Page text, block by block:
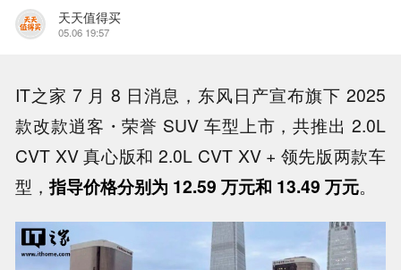
天天值得买
05.06 19:57
IT之家 7 月 8 日消息，东风日产宣布旗下 2025
款改款逍客・荣誉 SUV 车型上市，共推出 2.0L
CVT XV 真心版和 2.0L CVT XV + 领先版两款车
型，指导价格分别为 12.59 万元和 13.49 万元。